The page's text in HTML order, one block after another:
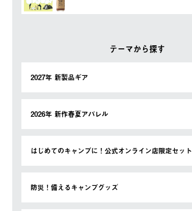
テーマから探す
2027年 新製品ギア
2026年 新作春夏アパレル
はじめてのキャンプに！公式オンライン店限定セット
防災！備えるキャンプグッズ